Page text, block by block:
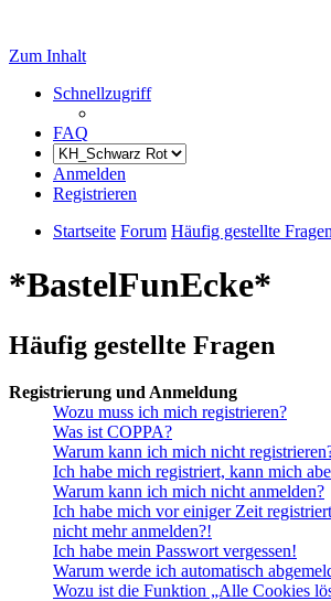
Zum Inhalt
Schnellzugriff
FAQ
Anmelden
Registrieren
Startseite Forum Häufig gestellte Fragen
*BastelFunEcke*
Häufig gestellte Fragen
Registrierung und Anmeldung
Wozu muss ich mich registrieren?
Was ist COPPA?
Warum kann ich mich nicht
Ich habe mich registriert, kann mich
Warum kann ich mich nicht anmelden?
Ich habe mich vor einiger Zeit
nicht mehr anmelden?!
Ich habe mein Passwort vergessen!
Warum werde ich automatisch
Wozu ist die Funktion „Alle Cookies